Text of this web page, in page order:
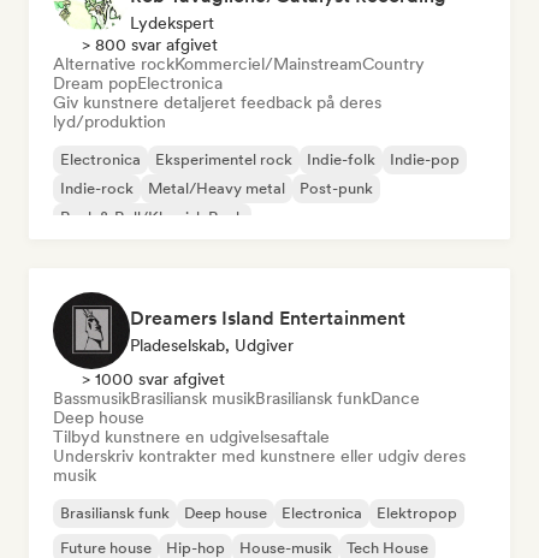
Lydekspert
> 800 svar afgivet
Alternative rockKommerciel/MainstreamCountry
Dream popElectronica
Giv kunstnere detaljeret feedback på deres
lyd/produktion
Electronica Eksperimentel rock Indie-folk
Indie-pop
Indie-rock
Metal/Heavy metal
Post-punk
Rock & Roll/Klassisk Rock
Dreamers Island Entertainment
Pladeselskab, Udgiver
> 1000 svar afgivet
BassmusikBrasiliansk musikBrasiliansk funkDance
Deep house
Tilbyd kunstnere en udgivelsesaftale
Underskriv kontrakter med kunstnere eller udgiv deres
musik
Brasiliansk funk Deep house Electronica
Elektropop
Future house
Hip-hop House-musik Tech House